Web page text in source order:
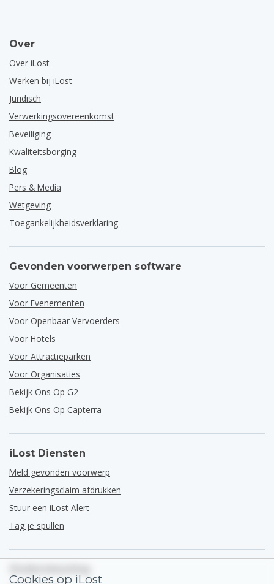
Over
Over iLost
Werken bij iLost
Juridisch
Verwerkingsovereenkomst
Beveiliging
Kwaliteitsborging
Blog
Pers & Media
Wetgeving
Toegankelijkheidsverklaring
Gevonden voorwerpen software
Voor Gemeenten
Voor Evenementen
Voor Openbaar Vervoerders
Voor Hotels
Voor Attractieparken
Voor Organisaties
Bekijk Ons Op G2
Bekijk Ons Op Capterra
iLost Diensten
Meld gevonden voorwerp
Verzekeringsclaim afdrukken
Stuur een iLost Alert
Tag je spullen
Cookies op iLost